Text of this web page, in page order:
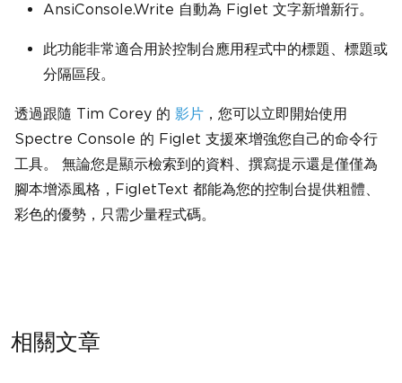
AnsiConsole.Write 自動為 Figlet 文字新增新行。
此功能非常適合用於控制台應用程式中的標題、標題或
分隔區段。
透過跟隨 Tim Corey 的 影片 ，您可以立即開始使用
Spectre Console 的 Figlet 支援來增強您自己的命令行
工具。 無論您是顯示檢索到的資料、撰寫提示還是僅僅為
腳本增添風格，FigletText 都能為您的控制台提供粗體、
彩色的優勢，只需少量程式碼。
相關文章